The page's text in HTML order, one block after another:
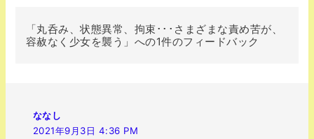
「丸呑み、状態異常、拘束･･･さまざまな責め苦が、
容赦なく少女を襲う」への1件のフィードバック
ななし
2021年9月3日 4:36 PM